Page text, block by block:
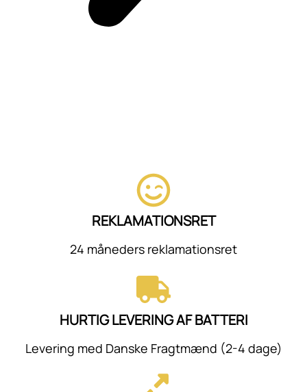
REKLAMATIONSRET
24 måneders reklamationsret
HURTIG LEVERING AF BATTERI
Levering med Danske Fragtmænd (2-4 dage)